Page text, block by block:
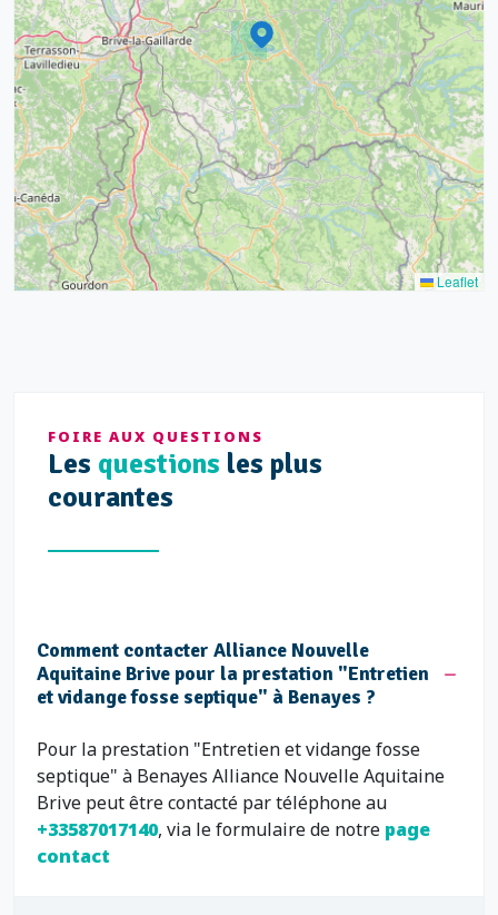
5
13
6
9
4
5
20
15
10
17
Leaflet
FOIRE AUX QUESTIONS
Les questions les plus
courantes
Comment contacter Alliance Nouvelle
Aquitaine Brive pour la prestation "Entretien
et vidange fosse septique" à Benayes ?
Pour la prestation "Entretien et vidange fosse
septique" à Benayes Alliance Nouvelle Aquitaine
Brive peut être contacté par téléphone au
+33587017140, via le formulaire de notre page
contact